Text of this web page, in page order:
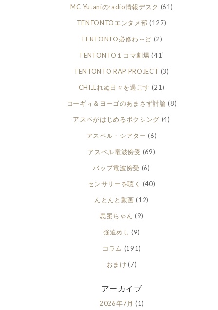
MC Yutaniのradio情報デスク (61)
TENTONTOエンタメ部 (127)
TENTONTO必修わ～ど (2)
TENTONTO１コマ劇場 (41)
TENTONTO RAP PROJECT (3)
CHILLれぬ日々を過ごす (21)
コーギィ＆ヨーゴのあまさず討論 (8)
アスペがはじめるボクシング (4)
アスペル・シアター (6)
アスペル電波傍受 (69)
バップ電波傍受 (6)
センサリーを聴く (40)
んとんと動画 (12)
思案ちゃん (9)
強迫めし (9)
コラム (191)
おまけ (7)
アーカイブ
2026年7月 (1)